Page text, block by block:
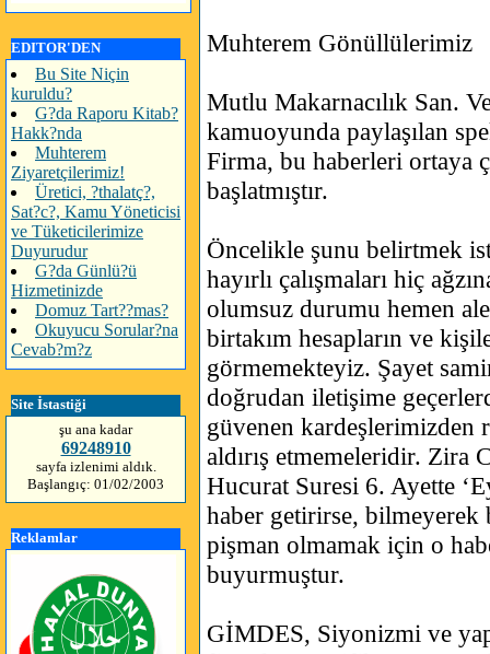
EDITOR'DEN
Bu Site Niçin
kuruldu?
G?da Raporu Kitab?
Hakk?nda
Muhterem
Ziyaretçilerimiz!
Üretici, ?thalatç?,
Sat?c?, Kamu Yöneticisi
ve Tüketicilerimize
Duyurudur
G?da Günlü?ü
Hizmetinizde
Domuz Tart??mas?
Okuyucu Sorular?na
Cevab?m?z
Site İstastiği
şu ana kadar
69248910
sayfa izlenimi aldık.
Başlangıç: 01/02/2003
Reklamlar
Muhterem Gönüllülerimiz
Mutlu Makarnacılık San.
kamuoyunda paylaşılan
Firma, bu haberleri ortaya
başlatmıştır.
Öncelikle şunu belirtmek
hayırlı çalışmaları hiç
olumsuz durumu hemen
birtakım hesapların ve
görmemekteyiz. Şayet
doğrudan iletişime
güvenen kardeşlerimizden
aldırış etmemeleridir. Zira
Hucurat Suresi 6. Ayette
haber getirirse, bilmeyerek
pişman olmamak için o
buyurmuştur.
GİMDES, Siyonizmi ve